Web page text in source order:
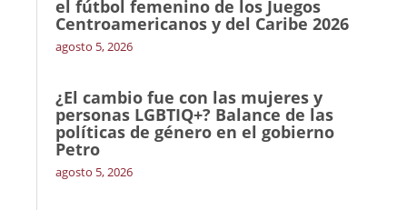
el fútbol femenino de los Juegos
Centroamericanos y del Caribe 2026
agosto 5, 2026
¿El cambio fue con las mujeres y
personas LGBTIQ+? Balance de las
políticas de género en el gobierno
Petro
agosto 5, 2026